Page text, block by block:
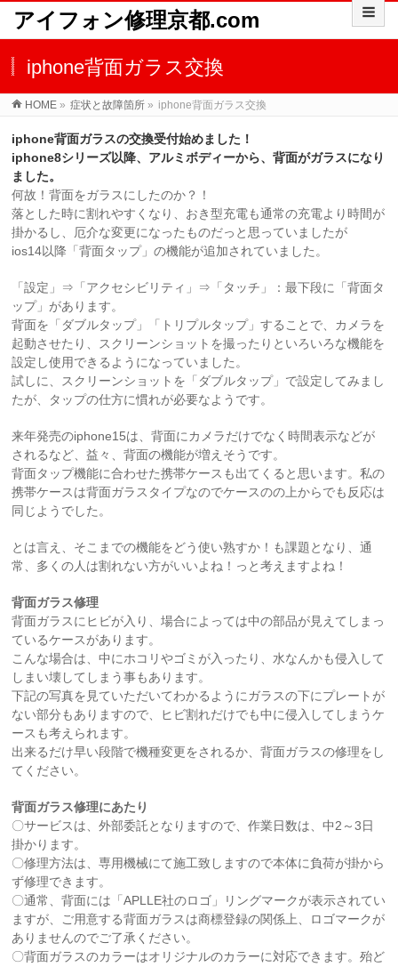
アイフォン修理京都.com
iphone背面ガラス交換
HOME » 症状と故障箇所 » iphone背面ガラス交換
iphone背面ガラスの交換受付始めました！
iphone8シリーズ以降、アルミボディーから、背面がガラスになり
ました。
何故！背面をガラスにしたのか？！
落とした時に割れやすくなり、おき型充電も通常の充電より時間が
掛かるし、厄介な変更になったものだっと思っていましたが
ios14以降「背面タップ」の機能が追加されていました。
「設定」⇒「アクセシビリティ」⇒「タッチ」：最下段に「背面タ
ップ」があります。
背面を「ダブルタップ」「トリプルタップ」することで、カメラを
起動させたり、スクリーンショットを撮ったりといろいろな機能を
設定し使用できるようになっていました。
試しに、スクリーンショットを「ダブルタップ」で設定してみまし
たが、タップの仕方に慣れが必要なようです。
来年発売のiphone15は、背面にカメラだけでなく時間表示などが
されるなど、益々、背面の機能が増えそうです。
背面タップ機能に合わせた携帯ケースも出てくると思います。私の
携帯ケースは背面ガラスタイプなのでケースのの上からでも反応は
同じようでした。
とは言え、そこまでの機能をどう使い熟すか！も課題となり、通
常、多くの人は割れない方がいいよね！っと考えますよね！
背面ガラス修理
背面ガラスにヒビが入り、場合によっては中の部品が見えてしまっ
ているケースがあります。
こんな場合は、中にホコリやゴミが入ったり、水なんかも侵入して
しまい壊してしまう事もあります。
下記の写真を見ていただいてわかるようにガラスの下にプレートが
ない部分もありますので、ヒビ割れだけでも中に侵入してしまうケ
ースも考えられます。
出来るだけ早い段階で機種変更をされるか、背面ガラスの修理をし
てください。
背面ガラス修理にあたり
〇サービスは、外部委託となりますので、作業日数は、中2～3日
掛かります。
〇修理方法は、専用機械にて施工致しますので本体に負荷が掛から
ず修理できます。
〇通常、背面には「APLLE社のロゴ」リングマークが表示されてい
ますが、ご用意する背面ガラスは商標登録の関係上、ロゴマークが
ありませんのでご了承ください。
〇背面ガラスのカラーはオリジナルのカラーに対応できます。殆ど